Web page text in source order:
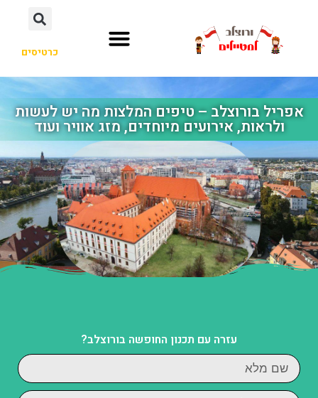
כרטיסים
אפריל בורוצלב – טיפים המלצות מה יש לעשות
ולראות, אירועים מיוחדים, מזג אוויר ועוד
עזרה עם תכנון החופשה בורוצלב?